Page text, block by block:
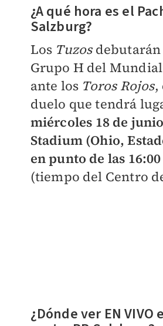
¿A qué hora es el
Salzburg?
Los Tuzos
Grupo H del
ante los Toros Rojos,
duelo que tendrá
miércoles 18 de
Stadium (Ohio,
en punto de las
(tiempo del Centro
¿Dónde ver EN VIVO